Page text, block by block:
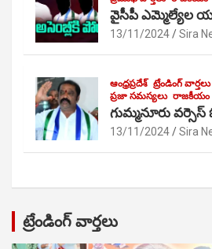
వైసీపీ ఎమ్మెల్యేల
13/11/2024 Sira
ఆంధ్రప్రదేశ్ ట్రేండింగ్ వార్తలు
ప్రజా సమస్యలు రాజకీయం
గుమ్మనూరు
13/11/2024 Sira
ట్రేండింగ్ వార్తలు